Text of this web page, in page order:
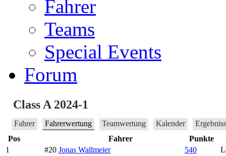
Fahrer
Teams
Special Events
Forum
Class A 2024-1
Fahrer Fahrerwertung Teamwertung Kalender
Pos
Fahrer
Punkte
1
#20 Jonas Wallmeier 540